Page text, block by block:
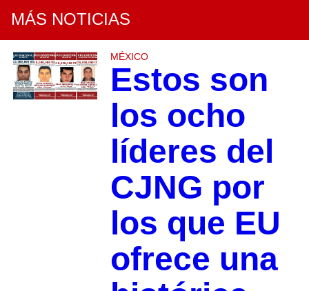
MÁS NOTICIAS
MÉXICO
Estos son
los ocho
líderes del
CJNG por
los que EU
ofrece una